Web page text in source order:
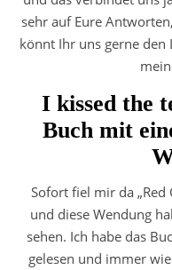
sehr auf Eure
könnt Ihr uns gerne den
I kissed the
Buch mit
Sofort fiel mir da „Red
und diese Wendung
sehen. Ich habe das
gelesen und immer